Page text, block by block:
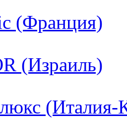
(Франция)
(Израиль)
(Италия-